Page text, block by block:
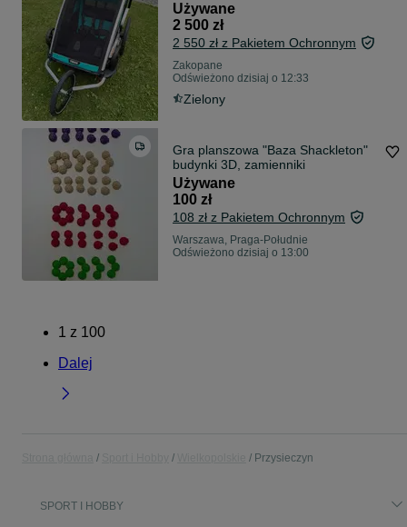
Używane
2 500 zł
2 550 zł z Pakietem Ochronnym
Zakopane
Odświeżono dzisiaj o 12:33
Zielony
Gra planszowa "Baza Shackleton"
budynki 3D, zamienniki
Używane
100 zł
108 zł z Pakietem Ochronnym
Warszawa, Praga-Południe
Odświeżono dzisiaj o 13:00
1 z 100
Dalej
Przysieczyn
SPORT I HOBBY